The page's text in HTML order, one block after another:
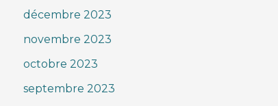
décembre 2023
novembre 2023
octobre 2023
septembre 2023